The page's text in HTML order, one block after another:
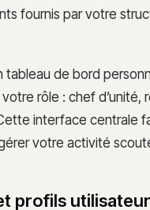
fournis par votre
de bord
rôle : chef d’unité,
interface centrale
votre activité
profils